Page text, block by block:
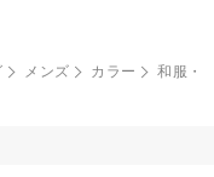
メンズ カラー
和服・